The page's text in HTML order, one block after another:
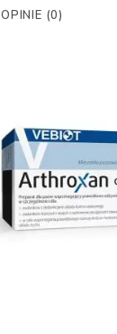
OPINIE (0)